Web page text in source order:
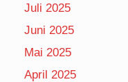
Juli 2025
Juni 2025
Mai 2025
April 2025